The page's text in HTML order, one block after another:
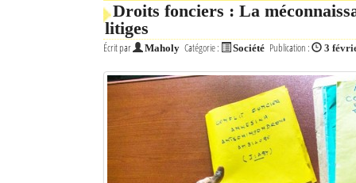
Droits fonciers : La
litiges
Écrit par Maholy Catégorie : Société Publication : 3